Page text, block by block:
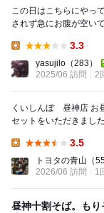
この日はこちらにやって来ました 土日の次の月曜
されず急にお腹が空い
3.3
yasujilo （283）
2025/06 訪問
2
くいしんぼ 昼神店 お昼のランチでお伺いしました。 お蕎麦と五平餅の
セットをいただきました。 お蕎麦のツユは出汁の効いてるお味 そ
3.5
トヨタの青山 （
2026/06 訪問
1
昼神十割そば。も